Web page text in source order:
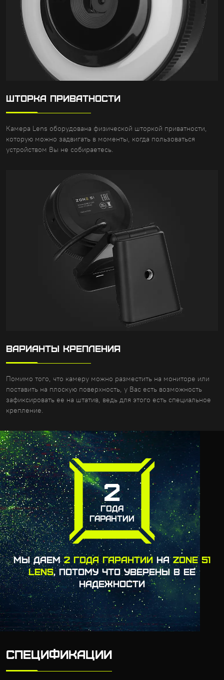
ШТОРКА ПРИВАТНОСТИ
Камера Lens оборудована физической шторкой приватности,
которую можно задвигать в моменты, когда пользоваться
устройством Вы не собираетесь.
ВАРИАНТЫ КРЕПЛЕНИЯ
Помимо того, что камеру можно разместить на мониторе или
поставить на плоскую поверхность, у Вас есть возможность
зафиксировать ее на штатив, ведь для этого есть специальное
крепление.
2
ГОДА
ГАРАНТИИ
МЫ ДАЕМ2 ГОДА ГАРАНТИИ НАZONE 51
LENS,ПОТОМУ ЧТО УВЕРЕНЫ В ЕЕ
НАДЕЖНОСТИ
СПЕЦИФИКАЦИИ